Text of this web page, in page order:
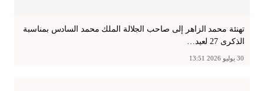
تهنئة محمد الزاهر إلى صاحب الجلالة الملك محمد السادس بمناسبة
الذكرى 27 لعيد…
30 يوليو 2026 13:51